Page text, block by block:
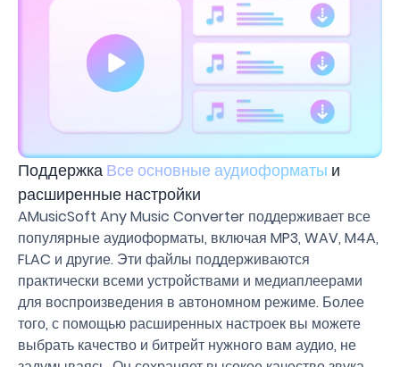
Поддержка Все основные аудиоформаты и
расширенные настройки
AMusicSoft Any Music Converter поддерживает все
популярные аудиоформаты, включая MP3, WAV, M4A,
FLAC и другие. Эти файлы поддерживаются
практически всеми устройствами и медиаплеерами
для воспроизведения в автономном режиме. Более
того, с помощью расширенных настроек вы можете
выбрать качество и битрейт нужного вам аудио, не